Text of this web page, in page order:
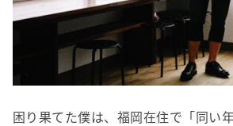
困り果てた僕は、福岡在住で「同い